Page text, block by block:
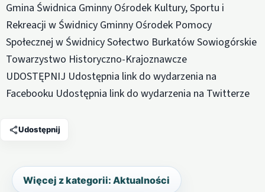
Gmina Świdnica Gminny Ośrodek Kultury, Sportu i
Rekreacji w Świdnicy Gminny Ośrodek Pomocy
Społecznej w Świdnicy Sołectwo Burkatów Sowiogórskie
Towarzystwo Historyczno-Krajoznawcze
UDOSTĘPNIJ Udostępnia link do wydarzenia na
Facebooku Udostępnia link do wydarzenia na Twitterze
Udostępnij
Więcej z kategorii: Aktualności